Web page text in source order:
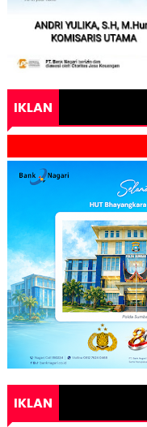
IKLAN
IKLAN